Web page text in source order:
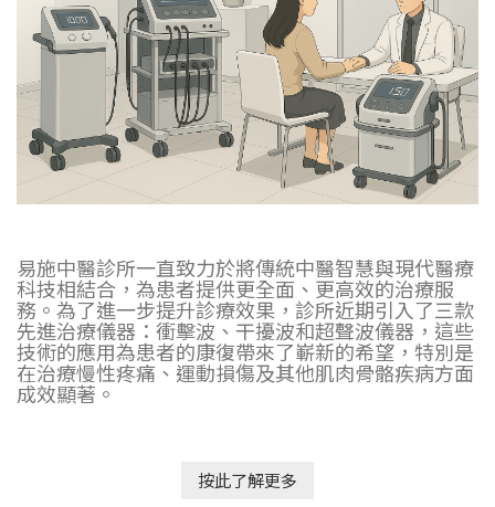
易施中醫診所一直致力於將傳統中醫智慧與現代醫療
科技相結合，為患者提供更全面、更高效的治療服
務。為了進一步提升診療效果，診所近期引入了三款
先進治療儀器：衝擊波、干擾波和超聲波儀器，這些
技術的應用為患者的康復帶來了嶄新的希望，特別是
在治療慢性疼痛、運動損傷及其他肌肉骨骼疾病方面
成效顯著。
按此了解更多